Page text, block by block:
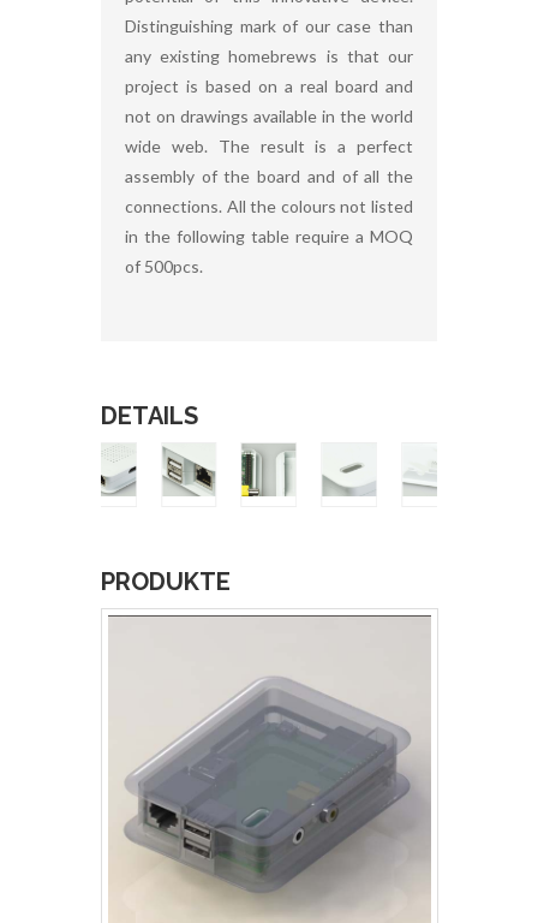
Distinguishing mark of our case than
any existing homebrews is that our
project is based on a real board and
not on drawings available in the world
wide web. The result is a perfect
assembly of the board and of all the
connections. All the colours not listed
in the following table require a MOQ
of 500pcs.
DETAILS
PRODUKTE